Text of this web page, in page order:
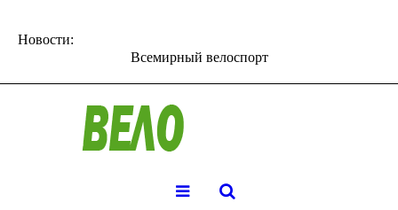
Новости:
Всемирный велоспорт